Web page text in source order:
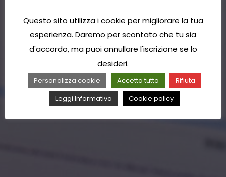
Questo sito utilizza i cookie per migliorare la tua
esperienza. Daremo per scontato che tu sia
d'accordo, ma puoi annullare l'iscrizione se lo
desideri.
Personalizza cookie Accetta tutto
Rifiuta
Leggi Informativa
Cookie policy